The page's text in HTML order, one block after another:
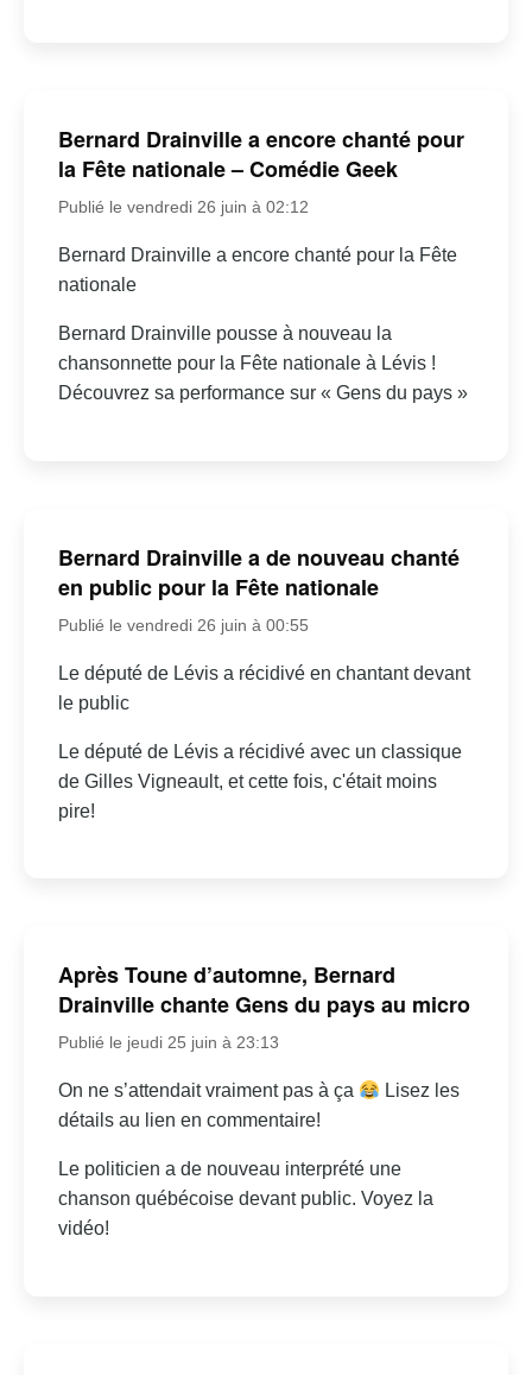
Bernard Drainville a encore chanté pour
la Fête nationale – Comédie Geek
Publié le vendredi 26 juin à 02:12
Bernard Drainville a encore chanté pour la Fête
nationale
Bernard Drainville pousse à nouveau la
chansonnette pour la Fête nationale à Lévis !
Découvrez sa performance sur « Gens du pays »
Bernard Drainville a de nouveau chanté
en public pour la Fête nationale
Publié le vendredi 26 juin à 00:55
Le député de Lévis a récidivé en chantant devant
le public
Le député de Lévis a récidivé avec un classique
de Gilles Vigneault, et cette fois, c'était moins
pire!
Après Toune d’automne, Bernard
Drainville chante Gens du pays au micro
Publié le jeudi 25 juin à 23:13
On ne s’attendait vraiment pas à ça
Lisez les
détails au lien en commentaire!
Le politicien a de nouveau interprété une
chanson québécoise devant public. Voyez la
vidéo!